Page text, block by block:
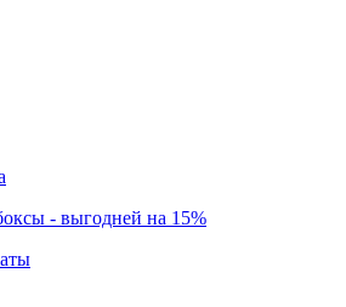
- выгодней на 15%